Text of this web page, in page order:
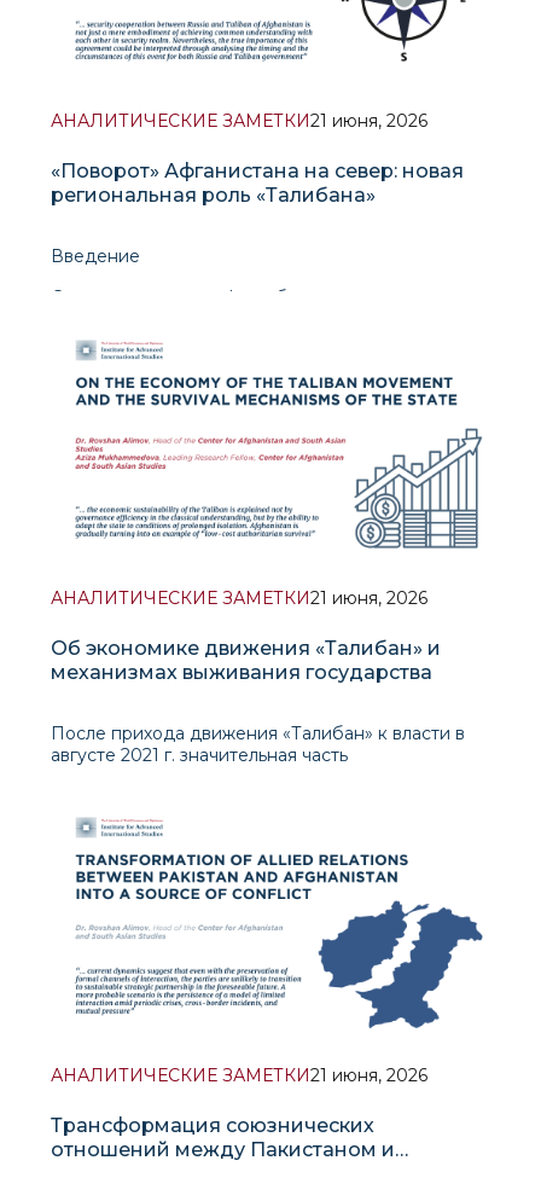
АНАЛИТИЧЕСКИЕ ЗАМЕТКИ21 июня, 2026
«Поворот» Афганистана на север: новая
региональная роль «Талибана»
Введение
Сотрудничество в сфере безопасности между
воплощение достижения взаимного понимания в
сфере безопасности. Тем не менее истинную
важность этого соглашения можно
АНАЛИТИЧЕСКИЕ ЗАМЕТКИ21 июня, 2026
Об экономике движения «Талибан» и
механизмах выживания государства
После прихода движения «Талибан» к власти в
августе 2021 г. значительная часть
Основания для подобных прогнозов казались
очевидными: замораживание валютных резервов,
прекраще
АНАЛИТИЧЕСКИЕ ЗАМЕТКИ21 июня, 2026
Трансформация союзнических
отношений между Пакистаном и